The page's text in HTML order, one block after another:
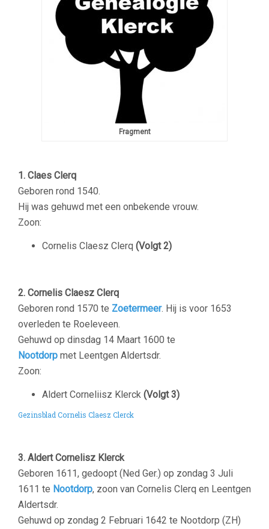
Fragment
1. Claes Clerq
Geboren rond 1540.
Hij was gehuwd met een onbekende vrouw.
Zoon:
Cornelis Claesz Clerq (Volgt 2)
2. Cornelis Claesz Clerq
Geboren rond 1570 te Zoetermeer. Hij is voor 1653
overleden te Roeleveen.
Gehuwd op dinsdag 14 Maart 1600 te
Nootdorp met Leentgen Aldertsdr.
Zoon:
Aldert Corneliisz Klerck (Volgt 3)
Gezinsblad Cornelis Claesz Clerck
3. Aldert Cornelisz Klerck
Geboren 1611, gedoopt (Ned Ger.) op zondag 3 Juli
1611 te Nootdorp, zoon van Cornelis Clerq en Leentgen
Aldertsdr.
Gehuwd op zondag 2 Februari 1642 te Nootdorp (ZH)